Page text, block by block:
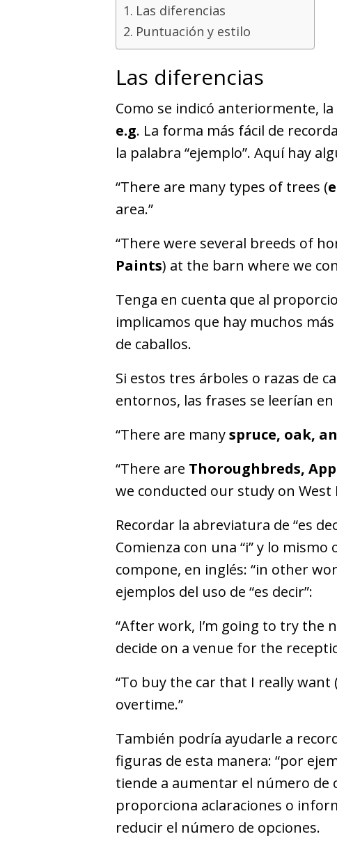
Las diferencias
Puntuación y estilo
Las diferencias
Como se indicó anteriormente,
e.g. La forma más fácil de
la palabra “ejemplo”. Aquí hay
“There are many types of trees (
area.”
“There were several breeds of
Paints) at the barn where we
Tenga en cuenta que al
implicamos que hay muchos
de caballos.
Si estos tres árboles o razas de
entornos, las frases se leerían
“There are manyspruce, oak,
“There are Thoroughbreds,
we conducted our study on West
Recordar la abreviatura de “es
Comienza con una “i” y lo
compone, en inglés: “in other
ejemplos del uso de “es decir”:
“After work, I’m going to try the
decide on a venue for the
“To buy the car that I really want
overtime.”
También podría ayudarle a
figuras de esta manera: “por
tiende a aumentar el número de
proporciona aclaraciones o
reducir el número de opciones.